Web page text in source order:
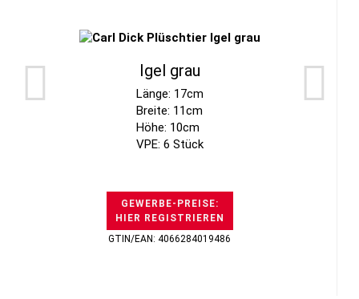
Igel grau
Länge: 17cm
Breite: 11cm
Höhe: 10cm
VPE: 6 Stück
GEWERBE-PREISE:
HIER REGISTRIEREN
GTIN/EAN: 4066284019486